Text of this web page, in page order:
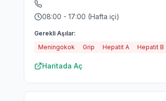
08:00 - 17:00 (Hafta içi)
Gerekli Aşılar:
Meningokok
Grip Hepatit A Hepatit B
Haritada Aç